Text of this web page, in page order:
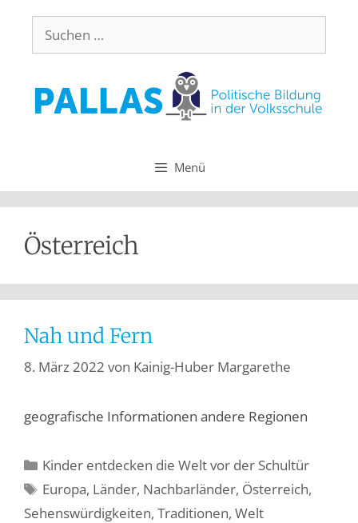
Menü
Österreich
Nah und Fern
8. März 2022 von Kainig-Huber Margarethe
geografische Informationen andere Regionen
Kinder entdecken die Welt vor der Schultür
Europa, Länder, Nachbarländer, Österreich,
Sehenswürdigkeiten, Traditionen, Welt